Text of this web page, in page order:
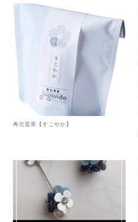
寿元堂茶【すこやか】